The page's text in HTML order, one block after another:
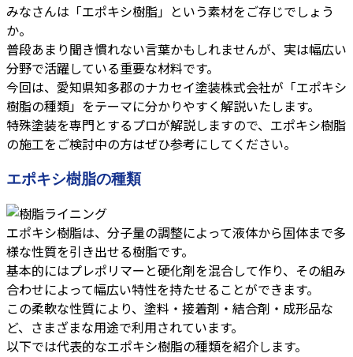
みなさんは「エポキシ樹脂」という素材をご存じでしょう
か。
普段あまり聞き慣れない言葉かもしれませんが、実は幅広い
分野で活躍している重要な材料です。
今回は、愛知県知多郡のナカセイ塗装株式会社が「エポキシ
樹脂の種類」をテーマに分かりやすく解説いたします。
特殊塗装を専門とするプロが解説しますので、エポキシ樹脂
の施工をご検討中の方はぜひ参考にしてください。
エポキシ樹脂の種類
エポキシ樹脂は、分子量の調整によって液体から固体まで多
様な性質を引き出せる樹脂です。
基本的にはプレポリマーと硬化剤を混合して作り、その組み
合わせによって幅広い特性を持たせることができます。
この柔軟な性質により、塗料・接着剤・結合剤・成形品な
ど、さまざまな用途で利用されています。
以下では代表的なエポキシ樹脂の種類を紹介します。